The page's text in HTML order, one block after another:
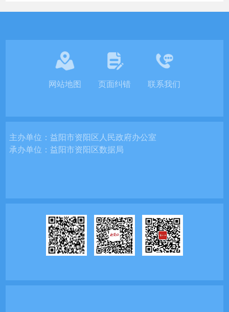
网站地图 页面纠错 联系我们
主办单位：益阳市资阳区人民政府办公室
承办单位：益阳市资阳区数据局